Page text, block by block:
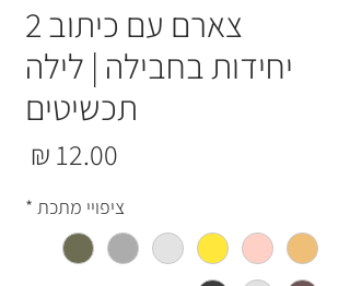
צארם עם כיתוב 2
יחידות בחבילה | לילה
תכשיטים
ציפויי מתכת *